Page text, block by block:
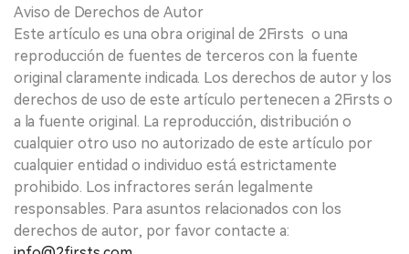
Aviso de Derechos de Autor
Este artículo es una obra original de 2Firsts o una
reproducción de fuentes de terceros con la fuente
original claramente indicada. Los derechos de autor y los
derechos de uso de este artículo pertenecen a 2Firsts o
a la fuente original. La reproducción, distribución o
cualquier otro uso no autorizado de este artículo por
cualquier entidad o individuo está estrictamente
prohibido. Los infractores serán legalmente
responsables. Para asuntos relacionados con los
derechos de autor, por favor contacte a: